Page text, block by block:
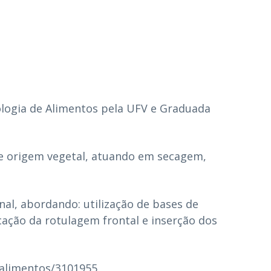
de Alimentos pela UFV e Graduada
origem vegetal, atuando em secagem,
abordando: utilização de bases de
da rotulagem frontal e inserção dos